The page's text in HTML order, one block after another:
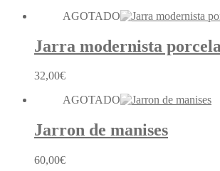
AGOTADO
Jarra modernista
32,00€
AGOTADO
Jarron de manises
60,00€